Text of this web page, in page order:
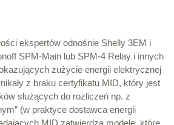
ekspertów odnośnie Shelly 3EM i
SPM-Main lub SPM-4 Relay i innych
zużycie energii elektrycznej
z braku certyfikatu MID, który jest
służących do rozliczeń np. z
(w praktyce dostawca energii